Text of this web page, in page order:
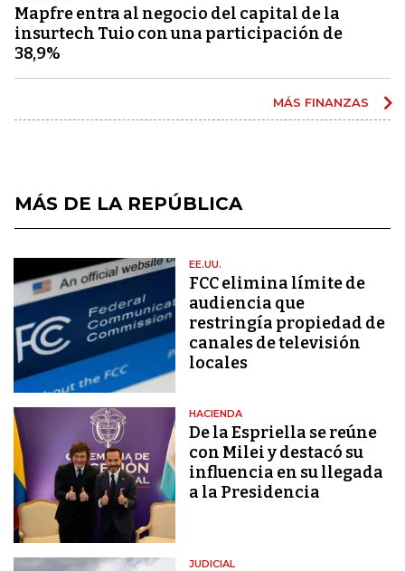
Mapfre entra al negocio del capital de la
insurtech Tuio con una participación de
38,9%
MÁS FINANZAS
MÁS DE LA REPÚBLICA
EE.UU.
FCC elimina límite de
audiencia que
restringía propiedad de
canales de televisión
locales
HACIENDA
De la Espriella se reúne
con Milei y destacó su
influencia en su llegada
a la Presidencia
JUDICIAL